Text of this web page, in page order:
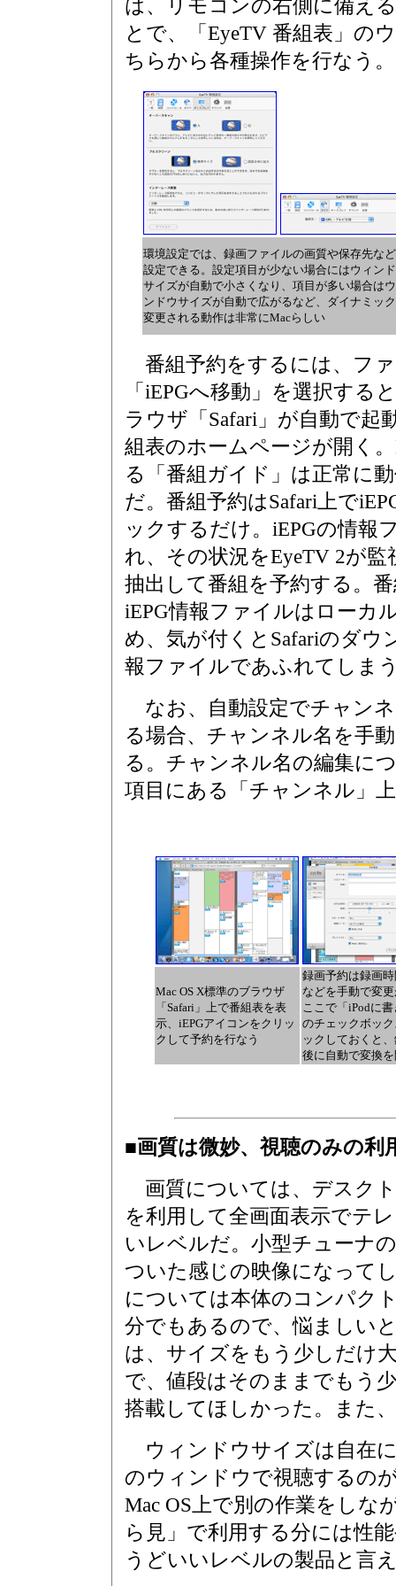
は、リモコンの右側に備え
とで、「EyeTV 番組表」の
ちらから各種操作を行なう。
環境設定では、録画ファイルの画質や保存先な
設定できる。設定項目が少ない場合にはウィン
サイズが自動で小さくなり、項目が多い場合は
ンドウサイズが自動で広がるなど、ダイナミッ
変更される動作は非常にMacらしい
番組予約をするには、フ
「iEPGへ移動」を選択する
ラウザ「Safari」が自動で起
組表のホームページが開く
る「番組ガイド」は正常に
だ。番組予約はSafari上で
ックするだけ。iEPGの情報
れ、その状況をEyeTV 2が
抽出して番組を予約する。
iEPG情報ファイルはローカ
め、気が付くとSafariのダウ
報ファイルであふれてしま
なお、自動設定でチャン
る場合、チャンネル名を手
る。チャンネル名の編集に
項目にある「チャンネル」
Mac OS X標準のブラウザ
「Safari」上で番組表を表
示、iEPGアイコンをクリッ
クして予約を行なう
録画予約は録画
などを手動で変
ここで「iPodに
のチェックボッ
ックしておくと
後に自動で変換
■画質は微妙、視聴のみの利
画質については、デスク
を利用して全画面表示でテ
いレベルだ。小型チューナ
ついた感じの映像になって
については本体のコンパク
分でもあるので、悩ましい
は、サイズをもう少しだけ
で、値段はそのままでもう
搭載してほしかった。また
ウィンドウサイズは自在
のウィンドウで視聴するの
Mac OS上で別の作業をしな
ら見」で利用する分には性
うどいいレベルの製品と言